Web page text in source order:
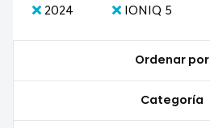
2024
IONIQ 5
Ordenar por
Categoría